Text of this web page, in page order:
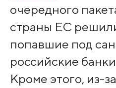
очередного
страны ЕС
попавшие под
российские
Кроме этого, из-